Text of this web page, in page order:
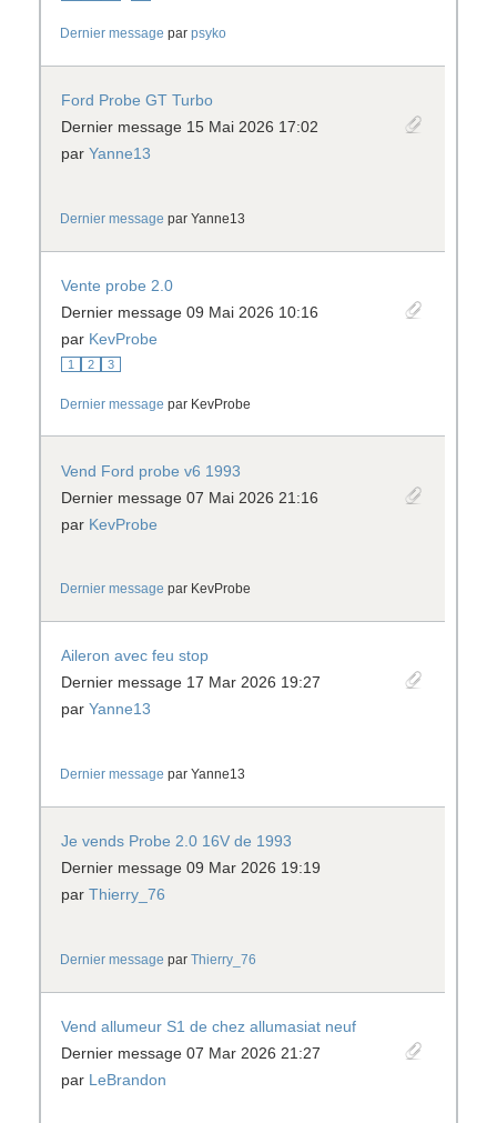
Dernier message par psyko
Ford Probe GT Turbo
Dernier message 15 Mai 2026 17:02
parYanne13
Dernier message par Yanne13
Vente probe 2.0
Dernier message 09 Mai 2026 10:16
par KevProbe
1 2 3
Dernier message par KevProbe
Vend Ford probe v6 1993
Dernier message 07 Mai 2026 21:16
par KevProbe
Dernier message par KevProbe
Aileron avec feu stop
Dernier message 17 Mar 2026 19:27
parYanne13
Dernier message par Yanne13
Je vends Probe 2.0 16V de 1993
Dernier message 09 Mar 2026 19:19
parThierry_76
Dernier message par Thierry_76
Vend allumeur S1 de chez allumasiat neuf
Dernier message 07 Mar 2026 21:27
par LeBrandon